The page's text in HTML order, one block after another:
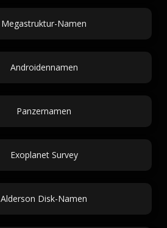
Megastruktur-Namen
Androidennamen
Panzernamen
Exoplanet Survey
Alderson Disk-Namen